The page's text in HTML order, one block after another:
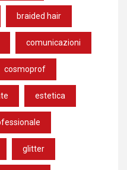
braided hair
comunicazioni
cosmoprof
estetica
glitter